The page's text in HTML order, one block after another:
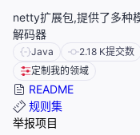
netty扩展包,提供了多种
解码器
Java 2.18 K提交数
定制我的领域
README
规则集
举报项目